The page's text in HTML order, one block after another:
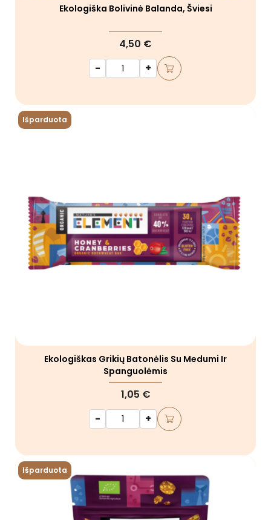
Ekologiška Bolivinė Balanda, Šviesi
4,50 €
-
+
Ekologiškas Grikių Batonėlis Su Medumi Ir
Spanguolėmis
1,05 €
-
+
Išparduota
Išparduota